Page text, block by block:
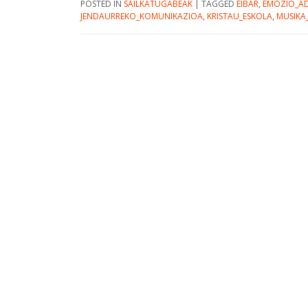
POSTED IN SAILKATUGABEAK | TAGGED EIBAR,
JENDAURREKO_KOMUNIKAZIOA, KRISTAU_ESKOLA,